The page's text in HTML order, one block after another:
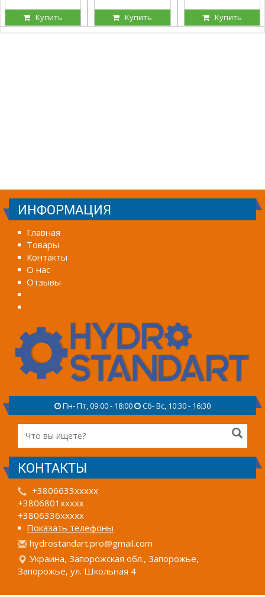
Купить Купить Купить
ИНФОРМАЦИЯ
Главная
Товары
Контакты
О нас
Отзывы
Пн- Пт, 09:00 - 18:00 Сб- Вс, 10:30 - 16:30
КОНТАКТЫ
+3806633xxxxx
+3806801xxxxx
+3806336xxxxx
Показать телефоны
hydrostandart.pro@gmail.com
Украина, Запорожская обл., Запорожье,
Запорожье, ул. Школьная 4